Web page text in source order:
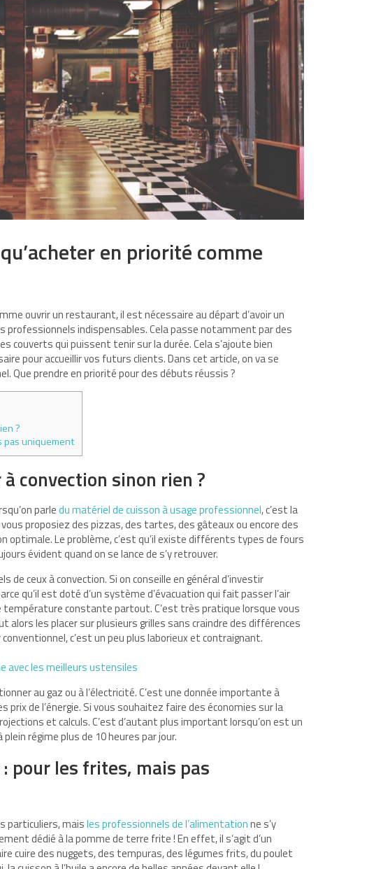
en priorité comme
ouvrir un restaurant, il est nécessaire au départ d’avoir un
indispensables. Cela passe notamment par des
couverts qui puissent tenir sur la durée. Cela s’ajoute bien
pour accueillir vos futurs clients. Dans cet article, on va se
Que prendre en priorité pour des débuts réussis ?
?
pas uniquement
convection sinon rien ?
parledu matériel de cuisson à usage professionnel, c’est la
proposiez des pizzas, des tartes, des gâteaux ou encore des
optimale. Le problème, c’est qu’il existe différents types de fours
évident quand on se lance de s’y retrouver.
ceux à convection. Si on conseille en général d’investir
qu’il est doté d’un système d’évacuation qui fait passer l’air
température constante partout. C’est très pratique lorsque vous
alors les placer sur plusieurs grilles sans craindre des différences
c’est un peu plus laborieux et contraignant.
avec les meilleurs ustensiles
au gaz ou à l’électricité. C’est une donnée importante à
prix de l’énergie. Si vous souhaitez faire des économies sur la
et calculs. C’est d’autant plus important lorsqu’on est un
régime plus de 10 heures par jour.
pour les frites, mais pas
particuliers, maisles professionnels de l’alimentationne s’y
dédié à la pomme de terre frite ! En effet, il s’agit d’un
cuire des nuggets, des tempuras, des légumes frits, du poulet